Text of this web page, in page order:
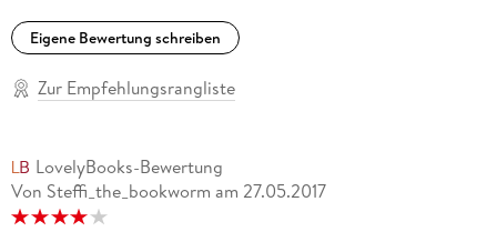
Eigene Bewertung schreiben
Zur Empfehlungsrangliste
LovelyBooks-Bewertung
Von Steffi_the_bookworm am 27.05.2017